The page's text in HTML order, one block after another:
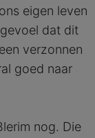
eigen leven
dat dit
verzonnen
goed naar
nog. Die